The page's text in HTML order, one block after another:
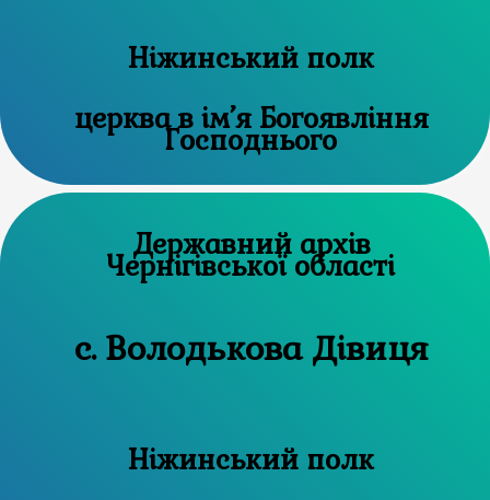
Ніжинський полк
церква в ім’я Богоявління
Господнього
Державний архів
Чернігівської області
с. Володькова Дівиця
Ніжинський полк